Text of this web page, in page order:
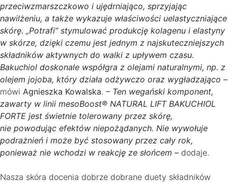
przeciwzmarszczkowo i ujędrniająco, sprzyjając
nawilżeniu, a także wykazuje właściwości uelastyczniające
skórę. „Potrafi” stymulować produkcję kolagenu i elastyny
w skórze, dzięki czemu jest jednym z najskuteczniejszych
składników aktywnych do walki z upływem czasu.
Bakuchiol doskonale współgra z olejami naturalnymi, np. z
olejem jojoba, który działa odżywczo oraz wygładzająco –
mówi Agnieszka Kowalska. – Ten wegański komponent,
zawarty w linii mesoBoost® NATURAL LIFT BAKUCHIOL
FORTE jest świetnie tolerowany przez skórę,
nie powodując efektów niepożądanych. Nie wywołuje
podrażnień i może być stosowany przez cały rok,
ponieważ nie wchodzi w reakcję ze słońcem – dodaje.
Nasza skóra docenia dobrze dobrane duety składników